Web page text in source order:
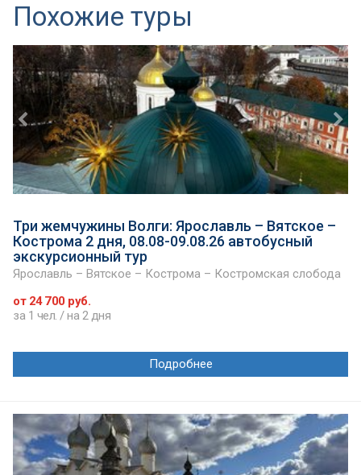
Похожие туры
Три жемчужины Волги: Ярославль – Вятское –
Кострома 2 дня, 08.08-09.08.26 автобусный
экскурсионный тур
Ярославль – Вятское – Кострома – Костромская слобода
от 24 700 руб.
за 1 чел. / на 2 дня
Подробнее